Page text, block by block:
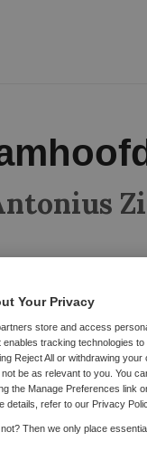
Parttime
Your Privacy
store and access
enables tracking technologies
Reject All or withdrawing
be as relevant to you. You
the Manage Preferences link
details, refer to our Privacy
Then we only place